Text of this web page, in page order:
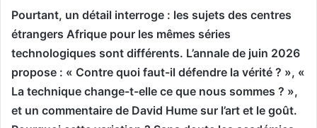
Pourtant, un détail interroge : les sujets des centres
étrangers Afrique pour les mêmes séries
technologiques sont différents. L’annale de juin 2026
propose : « Contre quoi faut-il défendre la vérité ? », «
La technique change-t-elle ce que nous sommes ? »,
et un commentaire de David Hume sur l’art et le goût.